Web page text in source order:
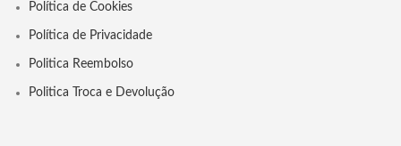
Política de Cookies
Política de Privacidade
Politica Reembolso
Politica Troca e Devolução